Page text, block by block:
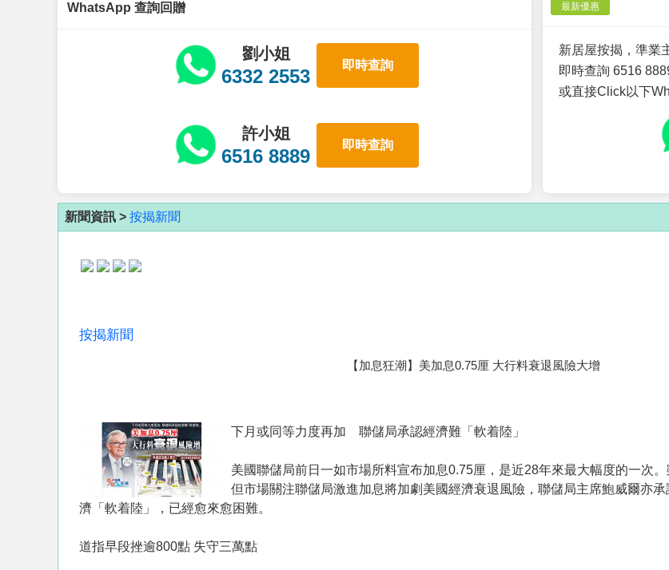
WhatsApp 查詢回贈
劉小姐
6332 2553
即時查詢
許小姐
6516 8889
即時查詢
最新優惠
新居屋按揭，準業
即時查詢 6516
或直接Click以下
新聞資訊 > 按揭新聞
按揭新聞
【加息狂潮】美加息0.75厘 大行料衰退風險大增
下月或同等力度再加 聯儲局承認經濟難「軟着陸」
美國聯儲局前日一如市場所料宣布加息0.75厘，是近28年來最大幅度的一次
但市場關注聯儲局激進加息將加劇美國經濟衰退風險，聯儲局主席鮑威爾亦
濟「軟着陸」，已經愈來愈困難。
道指早段挫逾800點 失守三萬點